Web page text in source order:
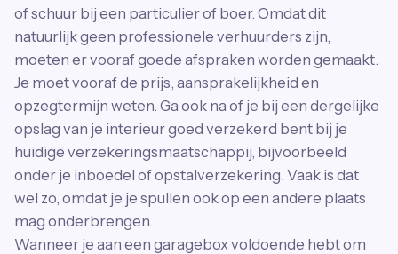
of schuur bij een particulier of boer. Omdat dit
natuurlijk geen professionele verhuurders zijn,
moeten er vooraf goede afspraken worden gemaakt.
Je moet vooraf de prijs, aansprakelijkheid en
opzegtermijn weten. Ga ook na of je bij een dergelijke
opslag van je interieur goed verzekerd bent bij je
huidige verzekeringsmaatschappij, bijvoorbeeld
onder je inboedel of opstalverzekering. Vaak is dat
wel zo, omdat je je spullen ook op een andere plaats
mag onderbrengen.
Wanneer je aan een garagebox voldoende hebt om